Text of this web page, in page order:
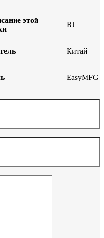
этой
BJ
Китай
EasyMFG